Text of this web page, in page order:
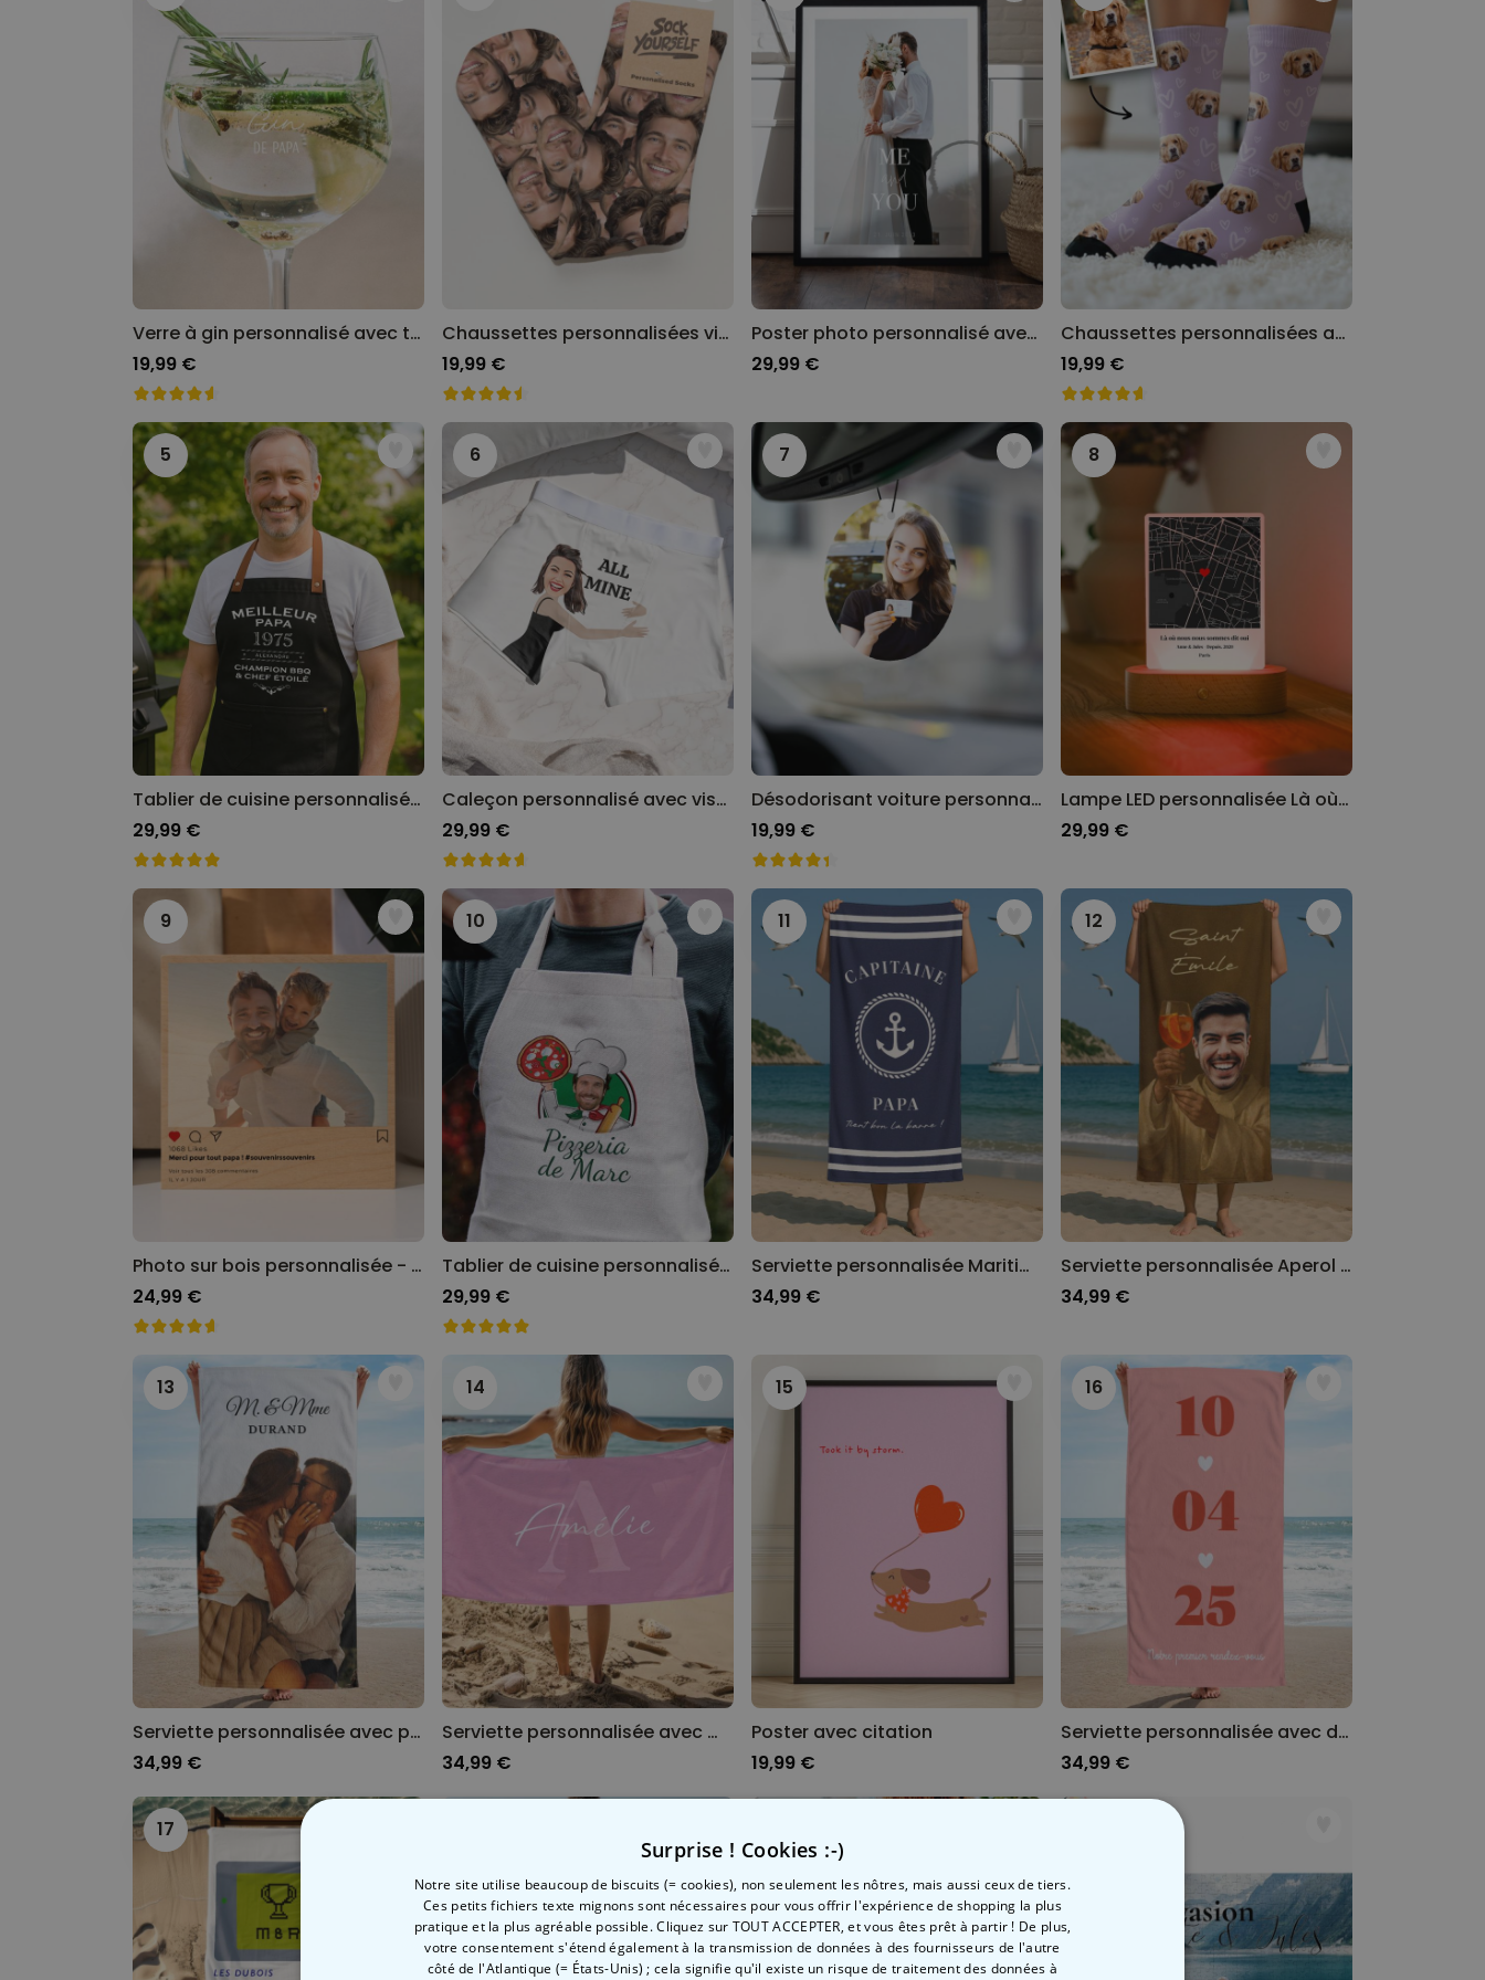
Poster photo personnalisé
avec texte
plus de 400
exemplaires
vendus
29,99 €
Personnalisable
Chaussettes personnalisées
avec votre animal de
compagnie
plus de
14.000
exemplaires
vendus
19,99 €
personnalisé Édition limitée
plus de 2.400
Verre à gin personnalisé avec texte
19,99 €
Chaussettes personnalisées visage
19,99 €
Poster photo personnalisé avec texte
29,99 €
Chaussettes personnalisées avec votre animal de compagnie
19,99 €
5
Tablier de cuisine personnalisé Édition limitée
29,99 €
6
Caleçon personnalisé avec visage et texte
29,99 €
7
Désodorisant voiture personnalisé avec visage - Lot de 2
19,99 €
8
Lampe LED personnalisée Là où tout a commencé
29,99 €
9
Photo sur bois personnalisée - Design Instagram
24,99 €
10
Tablier de cuisine personnalisé Pizzeria avec visage
29,99 €
11
Serviette personnalisée Maritime avec texte
34,99 €
12
Serviette personnalisée Aperol avec visage
34,99 €
13
Serviette personnalisée avec photo et texte
34,99 €
14
Serviette personnalisée avec monogramme
34,99 €
15
Poster avec citation
19,99 €
16
Serviette personnalisée avec date
34,99 €
17
Surprise ! Cookies :-)
Notre site utilise beaucoup de biscuits (= cookies), non seulement les nôtres, mais aussi ceux de tiers.
Ces petits fichiers texte mignons sont nécessaires pour vous offrir l'expérience de shopping la plus
pratique et la plus agréable possible. Cliquez sur TOUT ACCEPTER, et vous êtes prêt à partir ! De plus,
votre consentement s'étend également à la transmission de données à des fournisseurs de l'autre
côté de l'Atlantique (= États-Unis) ; cela signifie qu'il existe un risque de traitement des données à